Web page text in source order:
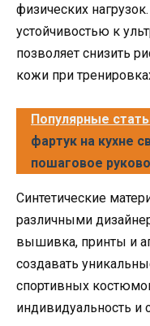
физических
устойчивостью к
позволяет снизить
кожи при
Популярные
фартук на кухне
пошаговое
Синтетические
различными
вышивка, принты и
создавать
спортивных
индивидуальность